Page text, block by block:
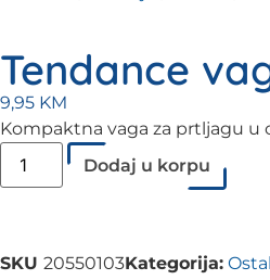
Tendance
9,95 KM
Kompaktna vaga za prtljagu u
Dodaj u korpu
SKU 20550103Kategorija: